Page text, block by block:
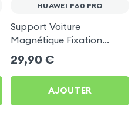
HUAWEI P60 PRO
Support Voiture
Magnétique Fixation
Porte-gobelet pour
Huawei P60 Pro
29,90 €
AJOUTER